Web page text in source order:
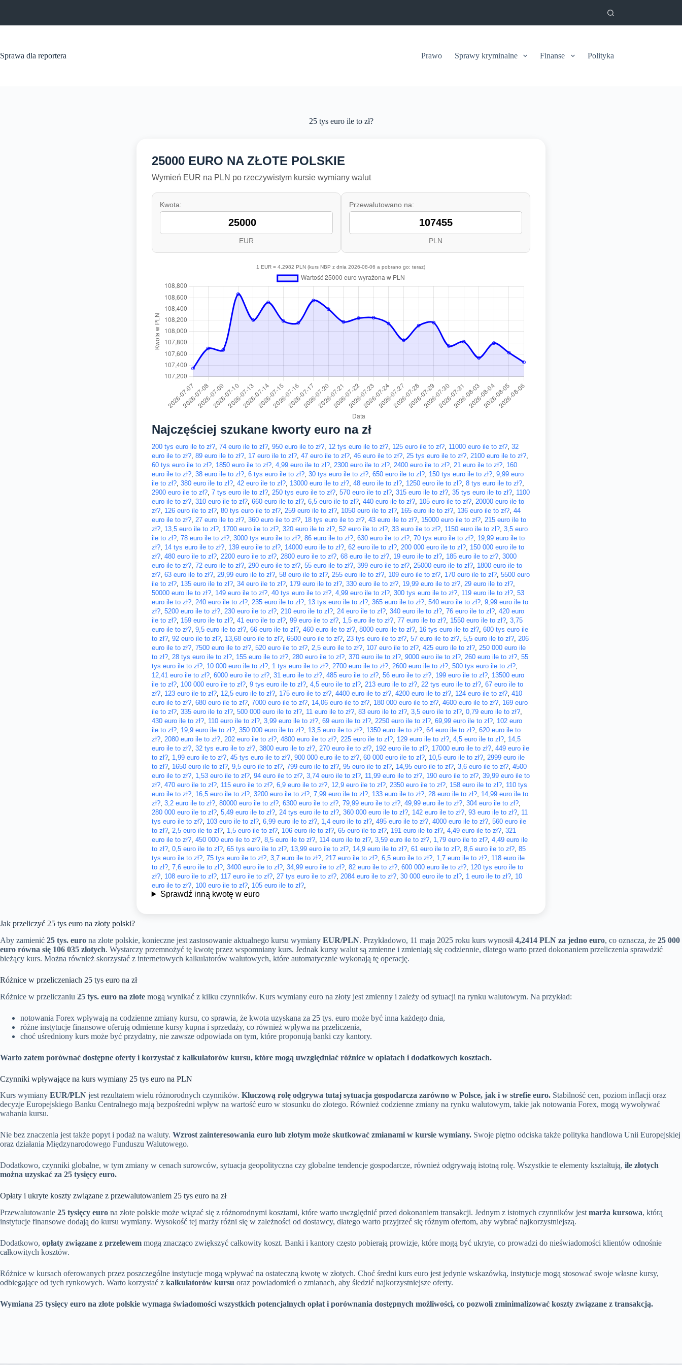
Sprawa dla reportera Prawo Sprawy kryminalne Finanse Polityka
25 tys euro ile to zł?
25000 EURO NA ZŁOTE POLSKIE
Wymień EUR na PLN po rzeczywistym kursie wymiany walut
Kwota:
EUR
Przewalutowano na:
PLN
1 EUR = 4.2982 PLN (kurs NBP z dnia 2026-08-06 a pobrano go: teraz)
Najczęściej szukane kworty euro na zł
200 tys euro ile to zł?, 74 euro ile to zł?, 950 euro ile to zł?, 12 tys euro ile to zł?, 125 euro ile to zł?, 11000 euro ile to zł?, 32
euro ile to zł?, 89 euro ile to zł?, 17 euro ile to zł?, 47 euro ile to zł?, 46 euro ile to zł?, 25 tys euro ile to zł?, 2100 euro ile to zł?,
60 tys euro ile to zł?, 1850 euro ile to zł?, 4,99 euro ile to zł?, 2300 euro ile to zł?, 2400 euro ile to zł?, 21 euro ile to zł?, 160
euro ile to zł?, 38 euro ile to zł?, 6 tys euro ile to zł?, 30 tys euro ile to zł?, 650 euro ile to zł?, 150 tys euro ile to zł?, 9,99 euro
ile to zł?, 380 euro ile to zł?, 42 euro ile to zł?, 13000 euro ile to zł?, 48 euro ile to zł?, 1250 euro ile to zł?, 8 tys euro ile to zł?,
2900 euro ile to zł?, 7 tys euro ile to zł?, 250 tys euro ile to zł?, 570 euro ile to zł?, 315 euro ile to zł?, 35 tys euro ile to zł?, 1100
euro ile to zł?, 310 euro ile to zł?, 660 euro ile to zł?, 6,5 euro ile to zł?, 440 euro ile to zł?, 105 euro ile to zł?, 20000 euro ile to
zł?, 126 euro ile to zł?, 80 tys euro ile to zł?, 259 euro ile to zł?, 1050 euro ile to zł?, 165 euro ile to zł?, 136 euro ile to zł?, 44
euro ile to zł?, 27 euro ile to zł?, 360 euro ile to zł?, 18 tys euro ile to zł?, 43 euro ile to zł?, 15000 euro ile to zł?, 215 euro ile to
zł?, 13,5 euro ile to zł?, 1700 euro ile to zł?, 320 euro ile to zł?, 52 euro ile to zł?, 33 euro ile to zł?, 1150 euro ile to zł?, 3,5 euro
ile to zł?, 78 euro ile to zł?, 3000 tys euro ile to zł?, 86 euro ile to zł?, 630 euro ile to zł?, 70 tys euro ile to zł?, 19,99 euro ile to
zł?, 14 tys euro ile to zł?, 139 euro ile to zł?, 14000 euro ile to zł?, 62 euro ile to zł?, 200 000 euro ile to zł?, 150 000 euro ile to
zł?, 480 euro ile to zł?, 2200 euro ile to zł?, 2800 euro ile to zł?, 68 euro ile to zł?, 19 euro ile to zł?, 185 euro ile to zł?, 3000
euro ile to zł?, 72 euro ile to zł?, 290 euro ile to zł?, 55 euro ile to zł?, 399 euro ile to zł?, 25000 euro ile to zł?, 1800 euro ile to
zł?, 63 euro ile to zł?, 29,99 euro ile to zł?, 58 euro ile to zł?, 255 euro ile to zł?, 109 euro ile to zł?, 170 euro ile to zł?, 5500 euro
ile to zł?, 135 euro ile to zł?, 34 euro ile to zł?, 179 euro ile to zł?, 330 euro ile to zł?, 19,99 euro ile to zł?, 29 euro ile to zł?,
50000 euro ile to zł?, 149 euro ile to zł?, 40 tys euro ile to zł?, 4,99 euro ile to zł?, 300 tys euro ile to zł?, 119 euro ile to zł?, 53
euro ile to zł?, 240 euro ile to zł?, 235 euro ile to zł?, 13 tys euro ile to zł?, 365 euro ile to zł?, 540 euro ile to zł?, 9,99 euro ile to
zł?, 5200 euro ile to zł?, 230 euro ile to zł?, 210 euro ile to zł?, 24 euro ile to zł?, 340 euro ile to zł?, 76 euro ile to zł?, 420 euro
ile to zł?, 159 euro ile to zł?, 41 euro ile to zł?, 99 euro ile to zł?, 1,5 euro ile to zł?, 77 euro ile to zł?, 1550 euro ile to zł?, 3,75
euro ile to zł?, 9,5 euro ile to zł?, 66 euro ile to zł?, 460 euro ile to zł?, 8000 euro ile to zł?, 16 tys euro ile to zł?, 600 tys euro ile
to zł?, 92 euro ile to zł?, 13,68 euro ile to zł?, 6500 euro ile to zł?, 23 tys euro ile to zł?, 57 euro ile to zł?, 5,5 euro ile to zł?, 206
euro ile to zł?, 7500 euro ile to zł?, 520 euro ile to zł?, 2,5 euro ile to zł?, 107 euro ile to zł?, 425 euro ile to zł?, 250 000 euro ile
to zł?, 28 tys euro ile to zł?, 155 euro ile to zł?, 280 euro ile to zł?, 370 euro ile to zł?, 9000 euro ile to zł?, 260 euro ile to zł?, 55
tys euro ile to zł?, 10 000 euro ile to zł?, 1 tys euro ile to zł?, 2700 euro ile to zł?, 2600 euro ile to zł?, 500 tys euro ile to zł?,
12,41 euro ile to zł?, 6000 euro ile to zł?, 31 euro ile to zł?, 485 euro ile to zł?, 56 euro ile to zł?, 199 euro ile to zł?, 13500 euro
ile to zł?, 100 000 euro ile to zł?, 9 tys euro ile to zł?, 4,5 euro ile to zł?, 213 euro ile to zł?, 22 tys euro ile to zł?, 67 euro ile to
zł?, 123 euro ile to zł?, 12,5 euro ile to zł?, 175 euro ile to zł?, 4400 euro ile to zł?, 4200 euro ile to zł?, 124 euro ile to zł?, 410
euro ile to zł?, 680 euro ile to zł?, 7000 euro ile to zł?, 14,06 euro ile to zł?, 180 000 euro ile to zł?, 4600 euro ile to zł?, 169 euro
ile to zł?, 335 euro ile to zł?, 500 000 euro ile to zł?, 11 euro ile to zł?, 83 euro ile to zł?, 3,5 euro ile to zł?, 0,79 euro ile to zł?,
430 euro ile to zł?, 110 euro ile to zł?, 3,99 euro ile to zł?, 69 euro ile to zł?, 2250 euro ile to zł?, 69,99 euro ile to zł?, 102 euro
ile to zł?, 19,9 euro ile to zł?, 350 000 euro ile to zł?, 13,5 euro ile to zł?, 1350 euro ile to zł?, 64 euro ile to zł?, 620 euro ile to
zł?, 2080 euro ile to zł?, 202 euro ile to zł?, 4800 euro ile to zł?, 225 euro ile to zł?, 129 euro ile to zł?, 4,5 euro ile to zł?, 14,5
euro ile to zł?, 32 tys euro ile to zł?, 3800 euro ile to zł?, 270 euro ile to zł?, 192 euro ile to zł?, 17000 euro ile to zł?, 449 euro ile
to zł?, 1,99 euro ile to zł?, 45 tys euro ile to zł?, 900 000 euro ile to zł?, 60 000 euro ile to zł?, 10,5 euro ile to zł?, 2999 euro ile
to zł?, 1650 euro ile to zł?, 9,5 euro ile to zł?, 799 euro ile to zł?, 95 euro ile to zł?, 14,95 euro ile to zł?, 3,6 euro ile to zł?, 4500
euro ile to zł?, 1,53 euro ile to zł?, 94 euro ile to zł?, 3,74 euro ile to zł?, 11,99 euro ile to zł?, 190 euro ile to zł?, 39,99 euro ile to
zł?, 470 euro ile to zł?, 115 euro ile to zł?, 6,9 euro ile to zł?, 12,9 euro ile to zł?, 2350 euro ile to zł?, 158 euro ile to zł?, 110 tys
euro ile to zł?, 16,5 euro ile to zł?, 3200 euro ile to zł?, 7,99 euro ile to zł?, 133 euro ile to zł?, 28 euro ile to zł?, 14,99 euro ile to
zł?, 3,2 euro ile to zł?, 80000 euro ile to zł?, 6300 euro ile to zł?, 79,99 euro ile to zł?, 49,99 euro ile to zł?, 304 euro ile to zł?,
280 000 euro ile to zł?, 5,49 euro ile to zł?, 24 tys euro ile to zł?, 360 000 euro ile to zł?, 142 euro ile to zł?, 93 euro ile to zł?, 11
tys euro ile to zł?, 103 euro ile to zł?, 6,99 euro ile to zł?, 1,4 euro ile to zł?, 495 euro ile to zł?, 4000 euro ile to zł?, 560 euro ile
to zł?, 2,5 euro ile to zł?, 1,5 euro ile to zł?, 106 euro ile to zł?, 65 euro ile to zł?, 191 euro ile to zł?, 4,49 euro ile to zł?, 321
euro ile to zł?, 450 000 euro ile to zł?, 8,5 euro ile to zł?, 114 euro ile to zł?, 3,59 euro ile to zł?, 1,79 euro ile to zł?, 4,49 euro ile
to zł?, 0,5 euro ile to zł?, 65 tys euro ile to zł?, 13,99 euro ile to zł?, 14,9 euro ile to zł?, 61 euro ile to zł?, 8,6 euro ile to zł?, 85
tys euro ile to zł?, 75 tys euro ile to zł?, 3,7 euro ile to zł?, 217 euro ile to zł?, 6,5 euro ile to zł?, 1,7 euro ile to zł?, 118 euro ile
to zł?, 7,6 euro ile to zł?, 3400 euro ile to zł?, 34,99 euro ile to zł?, 82 euro ile to zł?, 600 000 euro ile to zł?, 120 tys euro ile to
zł?, 108 euro ile to zł?, 117 euro ile to zł?, 27 tys euro ile to zł?, 2084 euro ile to zł?, 30 000 euro ile to zł?, 1 euro ile to zł?, 10
euro ile to zł?, 100 euro ile to zł?, 105 euro ile to zł?,
Sprawdź inną kwotę w euro
Jak przeliczyć 25 tys euro na złoty polski?
Aby zamienić 25 tys. euro na złote polskie, konieczne jest zastosowanie aktualnego kursu wymiany EUR/PLN. Przykładowo, 11 maja 2025 roku kurs wynosił4,2414 PLN za jedno euro, co oznacza, że 25 000
euro równa się 106 035 złotych. Wystarczy przemnożyć tę kwotę przez wspomniany kurs. Jednak kursy walut są zmienne i zmieniają się codziennie, dlatego warto przed dokonaniem przeliczenia sprawdzić
bieżący kurs. Można również skorzystać z internetowych kalkulatorów walutowych, które automatycznie wykonają tę operację.
Różnice w przeliczeniach 25 tys euro na zł
Różnice w przeliczaniu 25 tys. euro na złote mogą wynikać z kilku czynników. Kurs wymiany euro na złoty jest zmienny i zależy od sytuacji na rynku walutowym. Na przykład:
notowania Forex wpływają na codzienne zmiany kursu, co sprawia, że kwota uzyskana za 25 tys. euro może być inna każdego dnia,
różne instytucje finansowe oferują odmienne kursy kupna i sprzedaży, co również wpływa na przeliczenia,
choć uśredniony kurs może być przydatny, nie zawsze odpowiada on tym, które proponują banki czy kantory.
Warto zatem porównać dostępne oferty i korzystać z kalkulatorów kursu, które mogą uwzględniać różnice w opłatach i dodatkowych kosztach.
Czynniki wpływające na kurs wymiany 25 tys euro na PLN
Kurs wymiany EUR/PLN jest rezultatem wielu różnorodnych czynników. Kluczową rolę odgrywa tutaj sytuacja gospodarcza zarówno w Polsce, jak i w strefie euro. Stabilność cen, poziom inflacji oraz
decyzje Europejskiego Banku Centralnego mają bezpośredni wpływ na wartość euro w stosunku do złotego. Również codzienne zmiany na rynku walutowym, takie jak notowania Forex, mogą wywoływać
wahania kursu.
Nie bez znaczenia jest także popyt i podaż na waluty. Wzrost zainteresowania euro lub złotym może skutkować zmianami w kursie wymiany. Swoje piętno odciska także polityka handlowa Unii Europejskiej
oraz działania Międzynarodowego Funduszu Walutowego.
Dodatkowo, czynniki globalne, w tym zmiany w cenach surowców, sytuacja geopolityczna czy globalne tendencje gospodarcze, również odgrywają istotną rolę. Wszystkie te elementy kształtują, ile złotych
można uzyskać za 25 tysięcy euro.
Opłaty i ukryte koszty związane z przewalutowaniem 25 tys euro na zł
Przewalutowanie 25 tysięcy euro na złote polskie może wiązać się z różnorodnymi kosztami, które warto uwzględnić przed dokonaniem transakcji. Jednym z istotnych czynników jest marża kursowa, którą
instytucje finansowe dodają do kursu wymiany. Wysokość tej marży różni się w zależności od dostawcy, dlatego warto przyjrzeć się różnym ofertom, aby wybrać najkorzystniejszą.
Dodatkowo, opłaty związane z przelewem mogą znacząco zwiększyć całkowity koszt. Banki i kantory często pobierają prowizje, które mogą być ukryte, co prowadzi do nieświadomości klientów odnośnie
całkowitych kosztów.
Różnice w kursach oferowanych przez poszczególne instytucje mogą wpływać na ostateczną kwotę w złotych. Choć średni kurs euro jest jedynie wskazówką, instytucje mogą stosować swoje własne kursy,
odbiegające od tych rynkowych. Warto korzystać z kalkulatorów kursu oraz powiadomień o zmianach, aby śledzić najkorzystniejsze oferty.
Wymiana 25 tysięcy euro na złote polskie wymaga świadomości wszystkich potencjalnych opłat i porównania dostępnych możliwości, co pozwoli zminimalizować koszty związane z transakcją.